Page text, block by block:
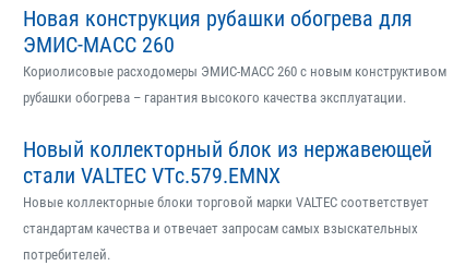
Новая конструкция рубашки обогрева для
ЭМИС-МАСС 260
Кориолисовые расходомеры ЭМИС-МАСС 260 с новым конструктивом
рубашки обогрева – гарантия высокого качества эксплуатации.
Новый коллекторный блок из нержавеющей
стали VALTEC VTс.579.EMNX
Новые коллекторные блоки торговой марки VALTEC соответствует
стандартам качества и отвечает запросам самых взыскательных
потребителей.